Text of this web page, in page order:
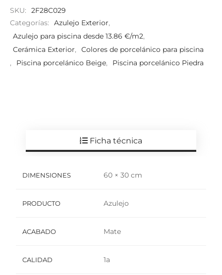
SKU:
2F28C029
Categorías:
Azulejo Exterior,
Azulejo para piscina desde 13.86 €/m2,
Cerámica Exterior,
Colores de porcelánico para piscina
,
Piscina porcelánico Beige, Piscina porcelánico Piedra
Ficha técnica
DIMENSIONES 60 × 30 cm
PRODUCTO Azulejo
ACABADO Mate
CALIDAD 1a